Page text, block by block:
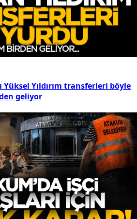
Yüksel Yıldırım transferleri böyle
geliyor